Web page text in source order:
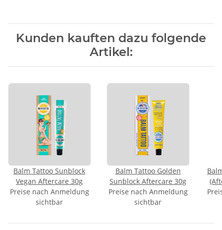
Kunden kauften dazu folgende
Artikel:
Balm Tattoo Sunblock
Vegan Aftercare 30g
Preise nach Anmeldung
sichtbar
Balm Tattoo Golden
Sunblock Aftercare 30g
Preise nach Anmeldung
sichtbar